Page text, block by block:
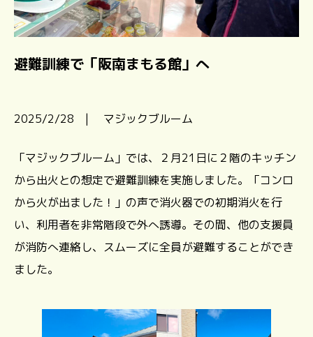
避難訓練で「阪南まもる館」へ
2025/2/28 | マジックブルーム
「マジックブルーム」では、２月21日に２階のキッチン
から出火との想定で避難訓練を実施しました。「コンロ
から火が出ました！」の声で消火器での初期消火を行
い、利用者を非常階段で外へ誘導。その間、他の支援員
が消防へ連絡し、スムーズに全員が避難することができ
ました。